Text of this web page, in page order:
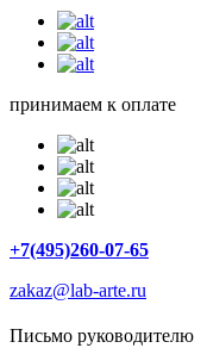
принимаем к оплате
+7(495)260-07-65
zakaz@lab-arte.ru
Письмо руководителю